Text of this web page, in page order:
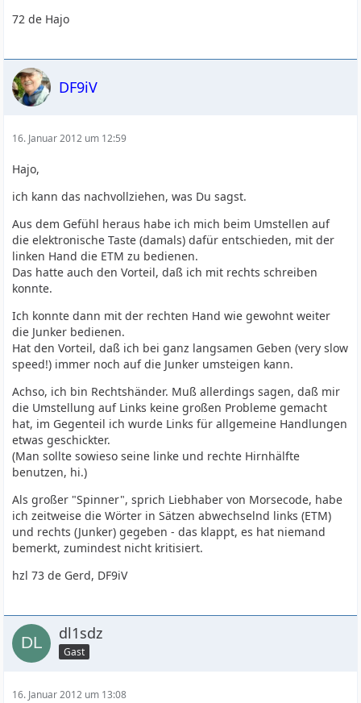
72 de Hajo
DF9iV
16. Januar 2012 um 12:59
Hajo,
ich kann das nachvollziehen, was Du sagst.
Aus dem Gefühl heraus habe ich mich beim Umstellen auf
die elektronische Taste (damals) dafür entschieden, mit der
linken Hand die ETM zu bedienen.
Das hatte auch den Vorteil, daß ich mit rechts schreiben
konnte.
Ich konnte dann mit der rechten Hand wie gewohnt weiter
die Junker bedienen.
Hat den Vorteil, daß ich bei ganz langsamen Geben (very slow
speed!) immer noch auf die Junker umsteigen kann.
Achso, ich bin Rechtshänder. Muß allerdings sagen, daß mir
die Umstellung auf Links keine großen Probleme gemacht
hat, im Gegenteil ich wurde Links für allgemeine Handlungen
etwas geschickter.
(Man sollte sowieso seine linke und rechte Hirnhälfte
benutzen, hi.)
Als großer "Spinner", sprich Liebhaber von Morsecode, habe
ich zeitweise die Wörter in Sätzen abwechselnd links (ETM)
und rechts (Junker) gegeben - das klappt, es hat niemand
bemerkt, zumindest nicht kritisiert.
hzl 73 de Gerd, DF9iV
dl1sdz
Gast
16. Januar 2012 um 13:08